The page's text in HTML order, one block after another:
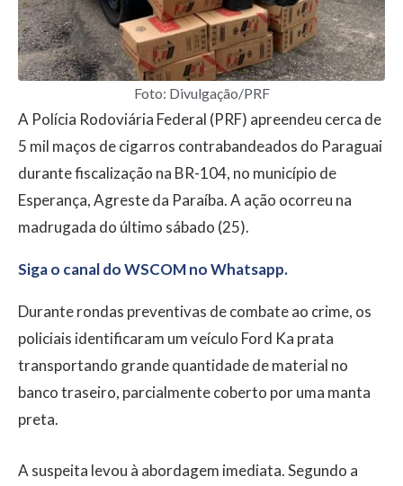
Foto: Divulgação/PRF
A Polícia Rodoviária Federal (PRF) apreendeu cerca de
5 mil maços de cigarros contrabandeados do Paraguai
durante fiscalização na BR-104, no município de
Esperança, Agreste da Paraíba. A ação ocorreu na
madrugada do último sábado (25).
Siga o canal do WSCOM no Whatsapp.
Durante rondas preventivas de combate ao crime, os
policiais identificaram um veículo Ford Ka prata
transportando grande quantidade de material no
banco traseiro, parcialmente coberto por uma manta
preta.
A suspeita levou à abordagem imediata. Segundo a